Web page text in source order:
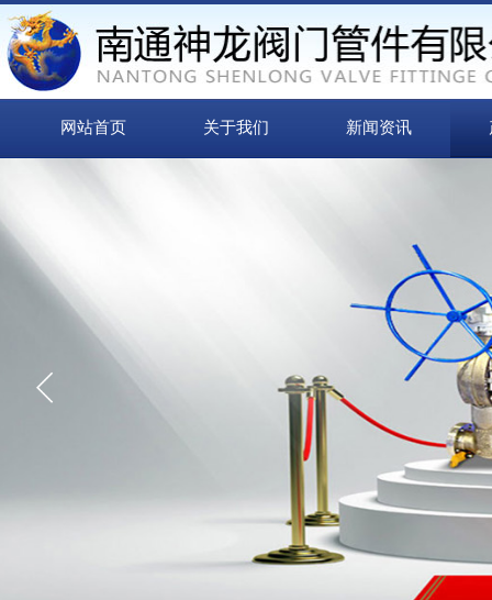
网站首页 关于我们 新闻资讯
“
信誉来源于质量
质量取胜 诚信为本